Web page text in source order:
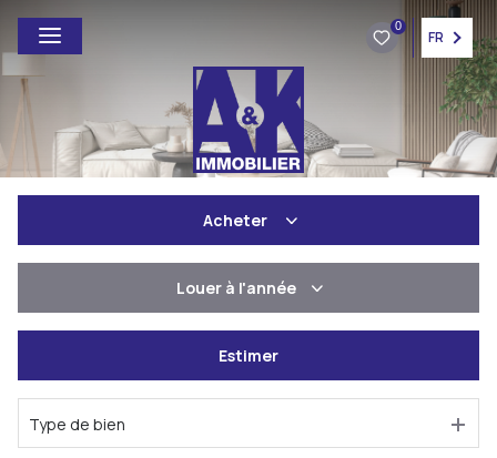
0
FR
Acheter
Louer à l'année
De l'immo pro
Estimer
Type de bien